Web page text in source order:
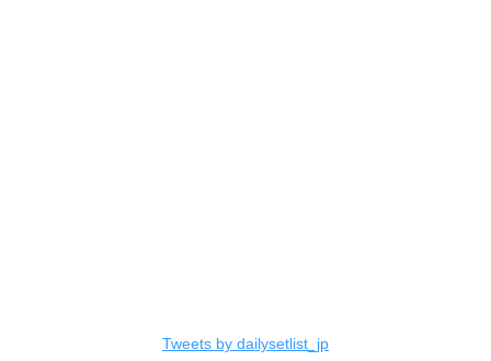
Tweets by dailysetlist_jp